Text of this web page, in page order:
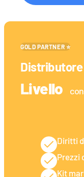
GOLD PARTNER ⭐
Livello
Diritti
Prezzi
Kit